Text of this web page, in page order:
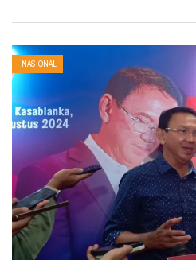
NASIONAL